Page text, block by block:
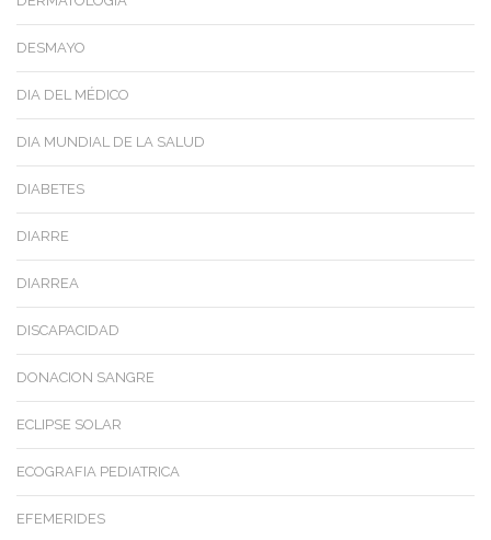
DESMAYO
DIA DEL MÉDICO
DIA MUNDIAL DE LA SALUD
DIABETES
DIARRE
DIARREA
DISCAPACIDAD
DONACION SANGRE
ECLIPSE SOLAR
ECOGRAFIA PEDIATRICA
EFEMERIDES